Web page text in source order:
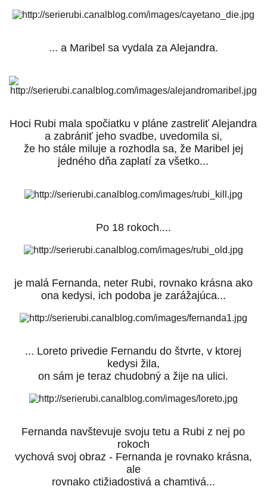
... a Maribel sa vydala za Alejandra.
Hoci Rubi mala spočiatku v pláne zastreliť Alejandra
a zabrániť jeho svadbe, uvedomila si,
že ho stále miluje a rozhodla sa, že Maribel jej
jedného dňa zaplatí za všetko...
Po 18 rokoch....
je malá Fernanda, neter Rubi, rovnako krásna ako
ona kedysi, ich podoba je zarážajúca...
... Loreto privedie Fernandu do štvrte, v ktorej
kedysi žila,
on sám je teraz chudobný a žije na ulici.
Fernanda navštevuje svoju tetu a Rubi z nej po
rokoch
vychová svoj obraz - Fernanda je rovnako krásna,
ale
rovnako ctižiadostivá a chamtivá...